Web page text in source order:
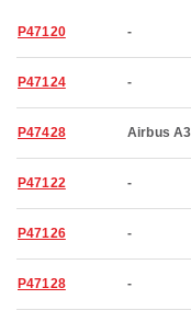
P47120 -
P47124 -
P47428 Airbus
P47122 -
P47126 -
P47128 -